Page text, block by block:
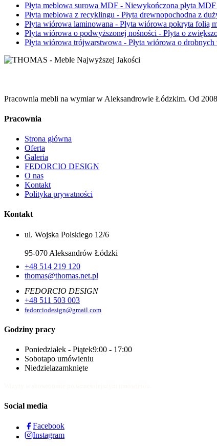
Płyta meblowa surowa MDF - Niewykończona płyta
Płyta meblowa z recyklingu - Płyta drewnopochodna z
Płyta wiórowa laminowana - Płyta wiórowa pokryta folią
Płyta wiórowa o podwyższonej nośności - Płyta o
Płyta wiórowa trójwarstwowa - Płyta wiórowa o
Pracownia mebli na wymiar w Aleksandrowie Łódzkim. Od
Pracownia
Strona główna
Oferta
Galeria
FEDORCIO DESIGN
O nas
Kontakt
Polityka prywatności
Kontakt
ul. Wojska Polskiego 12/6
95-070 Aleksandrów Łódzki
+48 514 219 120
thomas@thomas.net.pl
FEDORCIO DESIGN
+48 511 503 003
fedorciodesign@gmail.com
Godziny pracy
Poniedziałek - Piątek9:00 - 17:00
Sobotapo umówieniu
Niedzielazamknięte
Social media
Facebook
Instagram